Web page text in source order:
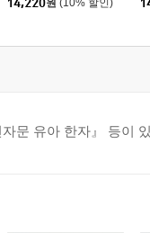
14,220원 (10% 할인)
문 유아 한자』 등이